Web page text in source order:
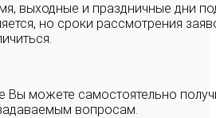
выходные и праздничные дни
но сроки рассмотрения
Вы можете самостоятельно
вопросам.